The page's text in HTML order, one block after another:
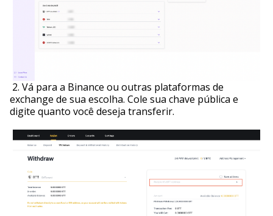
2. Vá para a Binance ou outras plataformas de
exchange de sua escolha. Cole sua chave pública e
digite quanto você deseja transferir.